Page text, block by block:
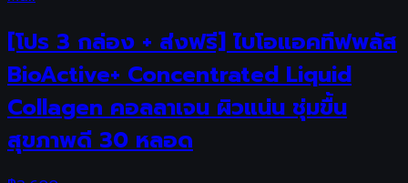
[โปร 3 กล่อง + ส่งฟรี] ไบโอแอคทีฟพลัส
BioActive+ Concentrated Liquid
Collagen คอลลาเจน ผิวแน่น ชุ่มขื้น
สุขภาพดี 30 หลอด